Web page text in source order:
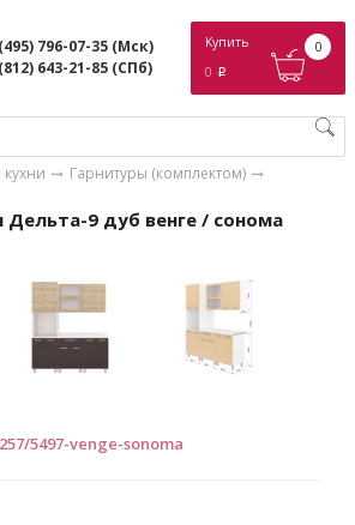
796-07-35 (Мск)
643-21-85 (СПб)
Купить
0 p
0
Гарнитуры (комплектом)
Дельта-9 дуб венге / сонома
5497-venge-sonoma